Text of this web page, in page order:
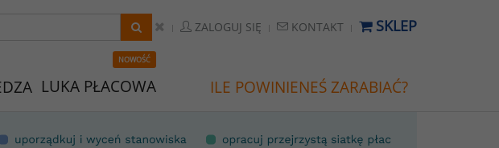
ZALOGUJ SIĘ KONTAKT SKLEP
NOWOŚĆ
LUKA PŁACOWA ILE POWINIENEŚ ZARABIAĆ?